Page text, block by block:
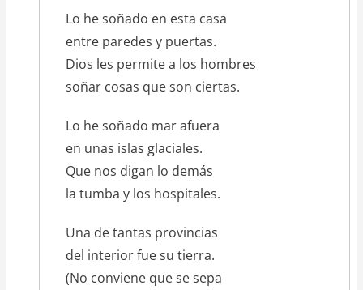
texto_poema
Lo he soñado en esta casa
entre paredes y puertas.
Dios les permite a los hombres
soñar cosas que son ciertas.
Lo he soñado mar afuera
en unas islas glaciales.
Que nos digan lo demás
la tumba y los hospitales.
Una de tantas provincias
del interior fue su tierra.
(No conviene que se sepa